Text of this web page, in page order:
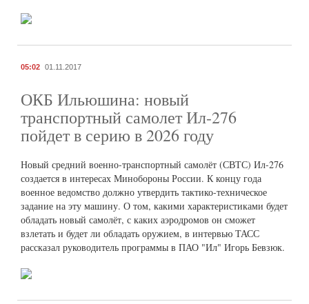
05:02 01.11.2017
ОКБ Ильюшина: новый
транспортный самолет Ил-276
пойдет в серию в 2026 году
Новый средний военно-транспортный самолёт (СВТС) Ил-276
создается в интересах Минобороны России. К концу года
военное ведомство должно утвердить тактико-техническое
задание на эту машину. О том, какими характеристиками будет
обладать новый самолёт, с каких аэродромов он сможет
взлетать и будет ли обладать оружием, в интервью ТАСС
рассказал руководитель программы в ПАО "Ил" Игорь Бевзюк.